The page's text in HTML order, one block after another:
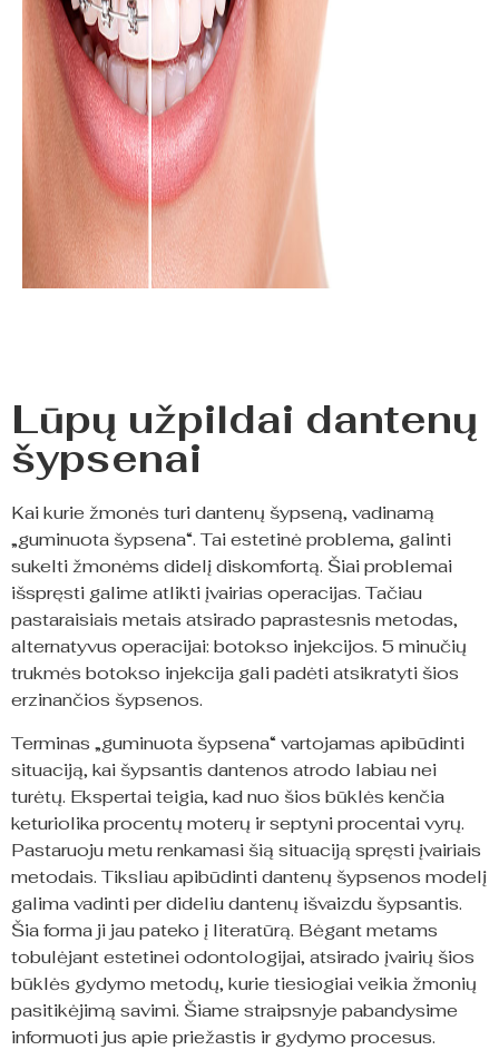
Lūpų užpildai dantenų
šypsenai
Kai kurie žmonės turi dantenų šypseną, vadinamą
„guminuota šypsena“. Tai estetinė problema, galinti
sukelti žmonėms didelį diskomfortą. Šiai problemai
išspręsti galime atlikti įvairias operacijas. Tačiau
pastaraisiais metais atsirado paprastesnis metodas,
alternatyvus operacijai: botokso injekcijos. 5 minučių
trukmės botokso injekcija gali padėti atsikratyti šios
erzinančios šypsenos.
Terminas „guminuota šypsena“ vartojamas apibūdinti
situaciją, kai šypsantis dantenos atrodo labiau nei
turėtų. Ekspertai teigia, kad nuo šios būklės kenčia
keturiolika procentų moterų ir septyni procentai vyrų.
Pastaruoju metu renkamasi šią situaciją spręsti įvairiais
metodais. Tiksliau apibūdinti dantenų šypsenos modelį
galima vadinti per dideliu dantenų išvaizdu šypsantis.
Šia forma ji jau pateko į literatūrą. Bėgant metams
tobulėjant estetinei odontologijai, atsirado įvairių šios
būklės gydymo metodų, kurie tiesiogiai veikia žmonių
pasitikėjimą savimi. Šiame straipsnyje pabandysime
informuoti jus apie priežastis ir gydymo procesus.